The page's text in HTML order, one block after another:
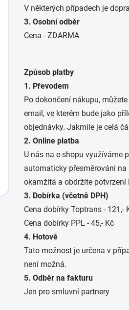
V některých případech je
3. Osobní odběr
Cena - ZDARMA
Způsob platby
1. Převodem
Po dokončení nákupu,
email, ve kterém bude jako
objednávky. Jakmile je celá
2. Online platba
U nás na e-shopu využíváme
automaticky přesměrováni na
okamžitá a obdržíte potvrzení
3. Dobírka (včetně DPH)
Cena dobírky Toptrans - 121,-
Cena dobírky PPL - 45,- Kč
4. Hotově
Tato možnost je určena v
není možná.
5. Odběr na fakturu
Jen pro smluvní partnery